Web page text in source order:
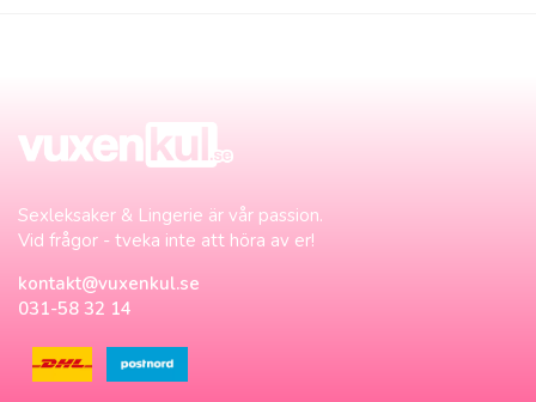
Sexleksaker & Lingerie är vår passion.
Vid frågor - tveka inte att höra av er!
kontakt@vuxenkul.se
031-58 32 14